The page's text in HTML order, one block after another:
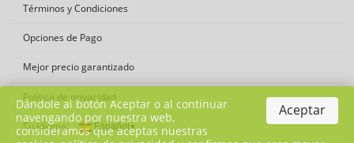
social
Términos y Condiciones
Opciones de Pago
Mejor precio garantizado
Política de privacidad
Tu idioma:
Aceptar
Dándole al botón Aceptar o al continuar
navengando por nuestra web,
consideramos que aceptas nuestras